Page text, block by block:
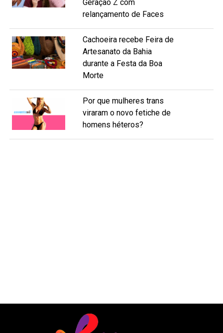
Geração Z com
relançamento de Faces
Cachoeira recebe Feira de
Artesanato da Bahia
durante a Festa da Boa
Morte
Por que mulheres trans
viraram o novo fetiche de
homens héteros?